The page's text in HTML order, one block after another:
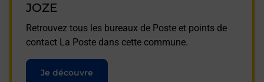
JOZE
Retrouvez tous les bureaux de Poste et points de
contact La Poste dans cette commune.
Je découvre